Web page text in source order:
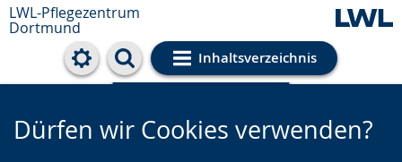
LWL-Pflegezentrum
Dortmund
Inhaltsverzeichnis
Cookie-Einstellungen
Dürfen wir Cookies verwenden?